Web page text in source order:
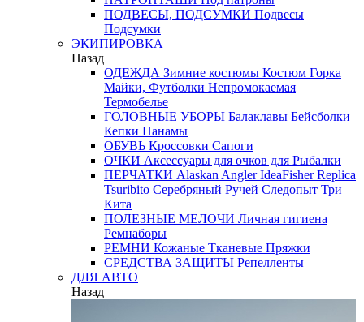
ПОДВЕСЫ, ПОДСУМКИ Подвесы
Подсумки
ЭКИПИРОВКА
Назад
ОДЕЖДА Зимние костюмы Костюм Горка
Майки, Футболки Непромокаемая
Термобелье
ГОЛОВНЫЕ УБОРЫ Балаклавы Бейсболки
Кепки Панамы
ОБУВЬ Кроссовки Сапоги
ОЧКИ Аксессуары для очков для Рыбалки
ПЕРЧАТКИ Alaskan AnglerIdeaFisherReplica
Tsuribito Серебряный Ручей Следопыт Три
Кита
ПОЛЕЗНЫЕ МЕЛОЧИ Личная гигиена
Ремнаборы
РЕМНИ Кожаные Тканевые Пряжки
СРЕДСТВА ЗАЩИТЫ Репелленты
ДЛЯ АВТО
Назад